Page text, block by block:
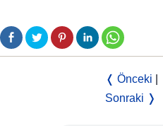
❬ Önceki
Sonraki ❭